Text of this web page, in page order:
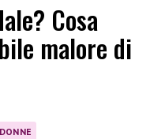
Cosa
malore di